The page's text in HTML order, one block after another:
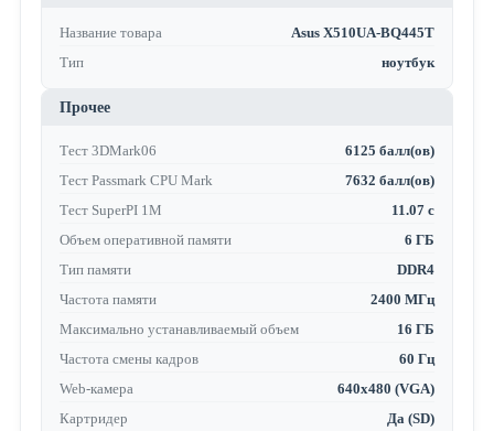
Название товара
Asus X510UA-BQ445T
Тип
ноутбук
Прочее
Тест 3DMark06
6125 балл(ов)
Тест Passmark CPU Mark
7632 балл(ов)
Тест SuperPI 1M
11.07 с
Объем оперативной памяти
6 ГБ
Тип памяти
DDR4
Частота памяти
2400 МГц
Максимально устанавливаемый объем
16 ГБ
Частота смены кадров
60 Гц
Web-камера
640x480 (VGA)
Картридер
Да (SD)